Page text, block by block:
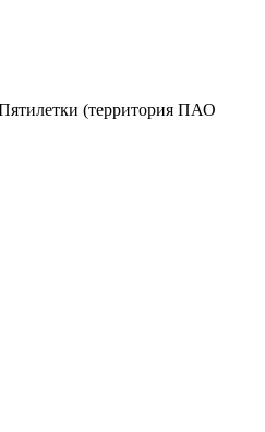
(территория ПАО